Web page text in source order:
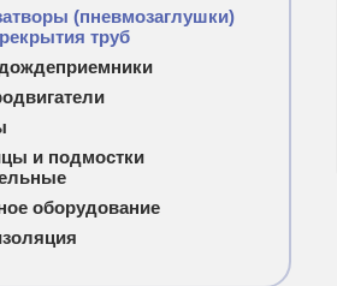
(пневмозаглушки)
труб
и подмостки
оборудование